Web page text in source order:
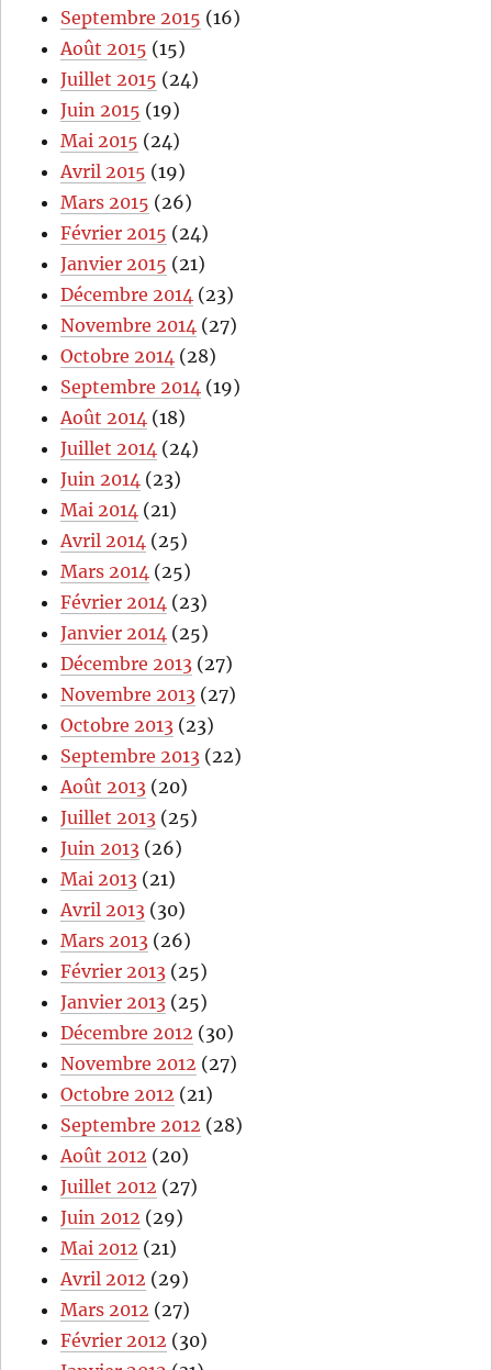
Septembre 2015 (16)
Août 2015 (15)
Juillet 2015 (24)
Juin 2015 (19)
Mai 2015 (24)
Avril 2015 (19)
Mars 2015 (26)
Février 2015 (24)
Janvier 2015 (21)
Décembre 2014 (23)
Novembre 2014 (27)
Octobre 2014 (28)
Septembre 2014 (19)
Août 2014 (18)
Juillet 2014 (24)
Juin 2014 (23)
Mai 2014 (21)
Avril 2014 (25)
Mars 2014 (25)
Février 2014 (23)
Janvier 2014 (25)
Décembre 2013 (27)
Novembre 2013 (27)
Octobre 2013 (23)
Septembre 2013 (22)
Août 2013 (20)
Juillet 2013 (25)
Juin 2013 (26)
Mai 2013 (21)
Avril 2013 (30)
Mars 2013 (26)
Février 2013 (25)
Janvier 2013 (25)
Décembre 2012 (30)
Novembre 2012 (27)
Octobre 2012 (21)
Septembre 2012 (28)
Août 2012 (20)
Juillet 2012 (27)
Juin 2012 (29)
Mai 2012 (21)
Avril 2012 (29)
Mars 2012 (27)
Février 2012 (30)